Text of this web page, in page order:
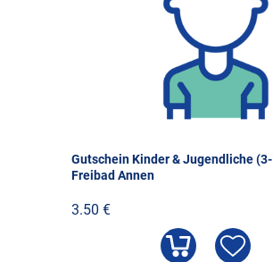
Gutschein Kinder & Jugendliche
Freibad Annen
3.50 €